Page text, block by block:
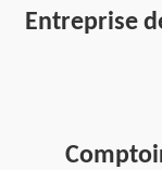
Entreprise